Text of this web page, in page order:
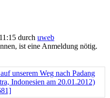
durch uweb
ist eine Anmeldung nötig.